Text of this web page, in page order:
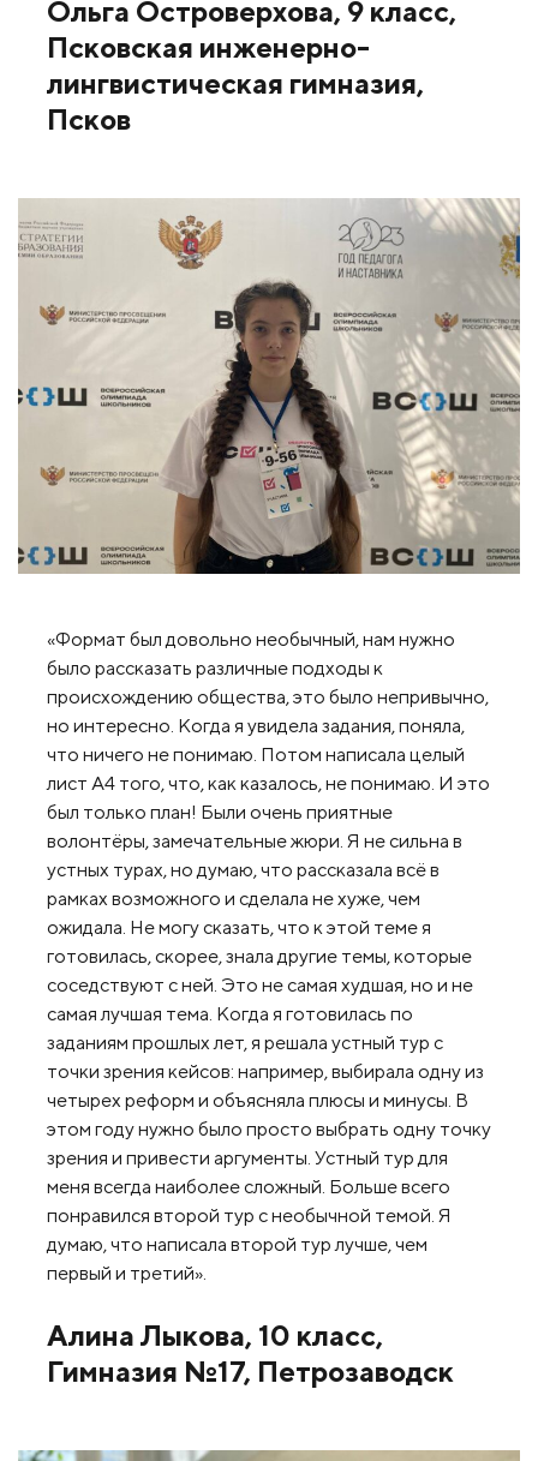
Ольга Островерхова, 9 класс,
Псковская инженерно-
лингвистическая гимназия,
Псков
«Формат был довольно необычный, нам нужно
было рассказать различные подходы к
происхождению общества, это было непривычно,
но интересно. Когда я увидела задания, поняла,
что ничего не понимаю. Потом написала целый
лист А4 того, что, как казалось, не понимаю. И это
был только план! Были очень приятные
волонтёры, замечательные жюри. Я не сильна в
устных турах, но думаю, что рассказала всё в
рамках возможного и сделала не хуже, чем
ожидала. Не могу сказать, что к этой теме я
готовилась, скорее, знала другие темы, которые
соседствуют с ней. Это не самая худшая, но и не
самая лучшая тема. Когда я готовилась по
заданиям прошлых лет, я решала устный тур с
точки зрения кейсов: например, выбирала одну из
четырех реформ и объясняла плюсы и минусы. В
этом году нужно было просто выбрать одну точку
зрения и привести аргументы. Устный тур для
меня всегда наиболее сложный. Больше всего
понравился второй тур с необычной темой. Я
думаю, что написала второй тур лучше, чем
первый и третий».
Алина Лыкова, 10 класс,
Гимназия №17, Петрозаводск